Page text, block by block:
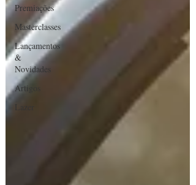
Premiações
Masterclasses
Lançamentos
&
Novidades
Artigos